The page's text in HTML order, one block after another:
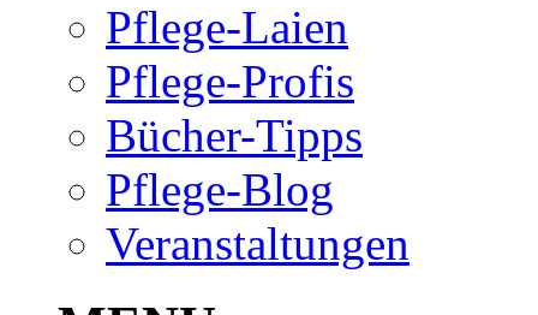
Pflege-Laien
Pflege-Profis
Bücher-Tipps
Pflege-Blog
Veranstaltungen